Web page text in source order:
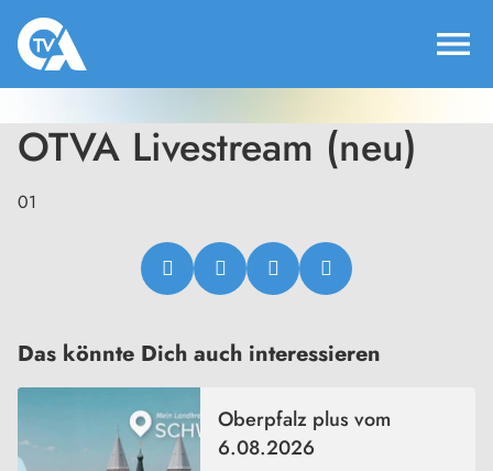
menu
OTVA Livestream (neu)
01
Das könnte Dich auch interessieren
Oberpfalz plus vom
6.08.2026